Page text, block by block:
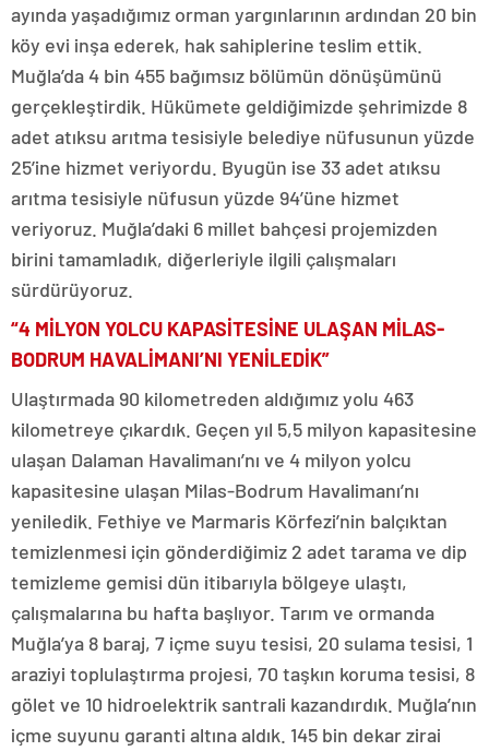
ayında yaşadığımız orman yargınlarının ardından 20 bin
köy evi inşa ederek, hak sahiplerine teslim ettik.
Muğla’da 4 bin 455 bağımsız bölümün dönüşümünü
gerçekleştirdik. Hükümete geldiğimizde şehrimizde 8
adet atıksu arıtma tesisiyle belediye nüfusunun yüzde
25’ine hizmet veriyordu. Byugün ise 33 adet atıksu
arıtma tesisiyle nüfusun yüzde 94’üne hizmet
veriyoruz. Muğla’daki 6 millet bahçesi projemizden
birini tamamladık, diğerleriyle ilgili çalışmaları
sürdürüyoruz.
“4 MİLYON YOLCU KAPASİTESİNE ULAŞAN MİLAS-
BODRUM HAVALİMANI’NI YENİLEDİK”
Ulaştırmada 90 kilometreden aldığımız yolu 463
kilometreye çıkardık. Geçen yıl 5,5 milyon kapasitesine
ulaşan Dalaman Havalimanı’nı ve 4 milyon yolcu
kapasitesine ulaşan Milas-Bodrum Havalimanı’nı
yeniledik. Fethiye ve Marmaris Körfezi’nin balçıktan
temizlenmesi için gönderdiğimiz 2 adet tarama ve dip
temizleme gemisi dün itibarıyla bölgeye ulaştı,
çalışmalarına bu hafta başlıyor. Tarım ve ormanda
Muğla’ya 8 baraj, 7 içme suyu tesisi, 20 sulama tesisi, 1
araziyi toplulaştırma projesi, 70 taşkın koruma tesisi, 8
gölet ve 10 hidroelektrik santrali kazandırdık. Muğla’nın
içme suyunu garanti altına aldık. 145 bin dekar zirai